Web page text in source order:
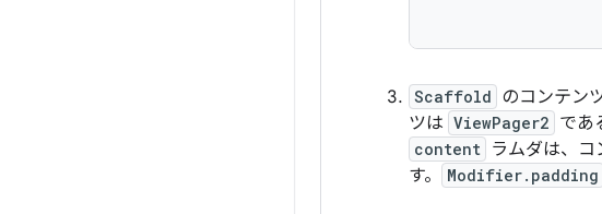
Scaffold のコンテン
ツは ViewPager2 であ
content ラムダは、コ
す。
Modifier.padding